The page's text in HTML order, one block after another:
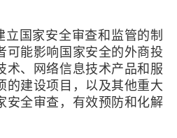
立国家安全审查和监管的制
可能影响国家安全的外商投
术、网络信息技术产品和服
的建设项目，以及其他重大
安全审查，有效预防和化解